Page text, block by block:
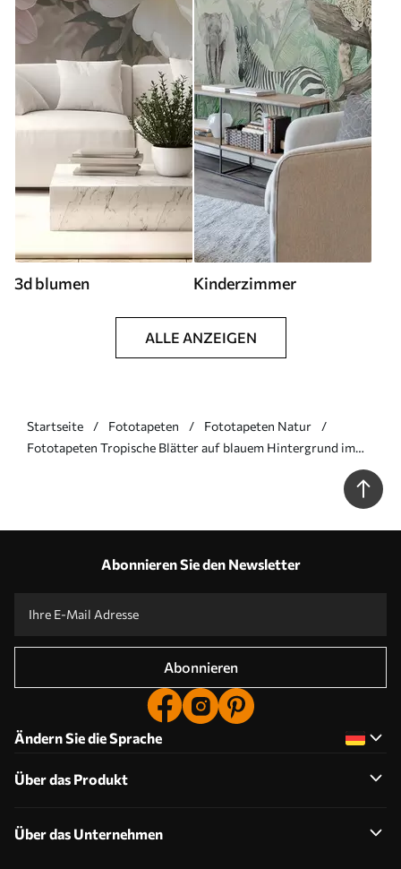
3d blumen Kinderzimmer
ALLE ANZEIGEN
Startseite Fototapeten
Fototapeten Natur
Fototapeten Tropische Blätter auf blauem Hintergrund im
Abonnieren Sie den Newsletter
Abonnieren
Ändern Sie die Sprache
Über das Produkt
Über das Unternehmen